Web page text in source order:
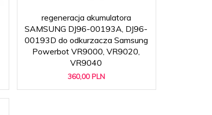
regeneracja akumulatora
SAMSUNG DJ96-00193A, DJ96-
00193D do odkurzacza Samsung
Powerbot VR9000, VR9020,
VR9040
360,00 PLN